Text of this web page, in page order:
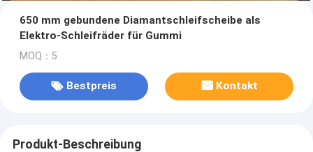
650 mm gebundene Diamantschleifscheibe als
Elektro-Schleifräder für Gummi
MOQ：5
Bestpreis Kontakt
Produkt-Beschreibung